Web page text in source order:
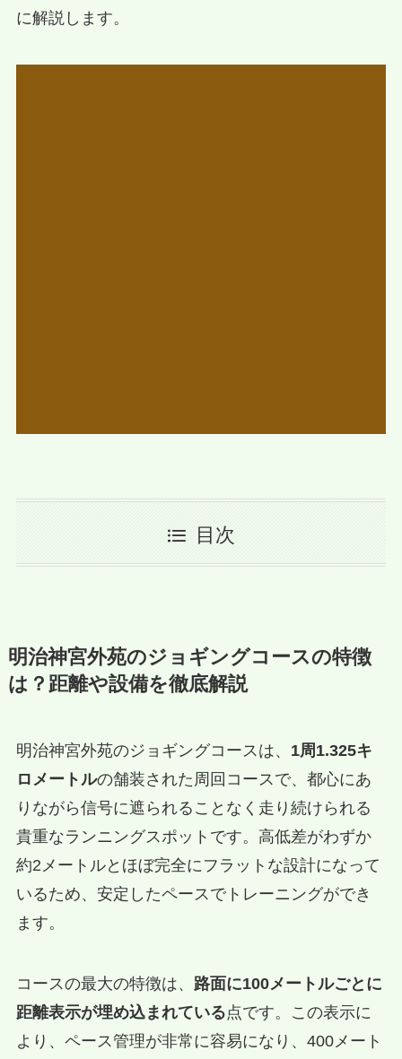
に解説します。
目次
明治神宮外苑のジョギングコースの特徴
は？距離や設備を徹底解説
明治神宮外苑のジョギングコースは、 1周1.325キ
ロメートルの舗装された周回コースで、都心にあ
りながら信号に遮られることなく走り続けられる
貴重なランニングスポットです。高低差がわずか
約2メートルとほぼ完全にフラットな設計になって
いるため、安定したペースでトレーニングができ
ます。
コースの最大の特徴は、 路面に100メートルごとに
距離表示が埋め込まれている点です。この表示に
より、ペース管理が非常に容易になり、400メート